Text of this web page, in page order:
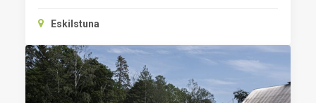
Eskilstuna